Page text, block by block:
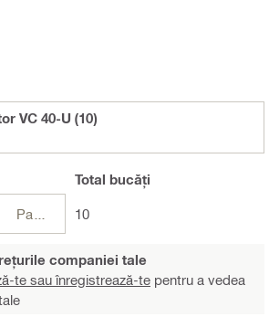
VC 40-U (10)
Total bucăți
10
companiei tale
te sau înregistrează-te pentru a vedea